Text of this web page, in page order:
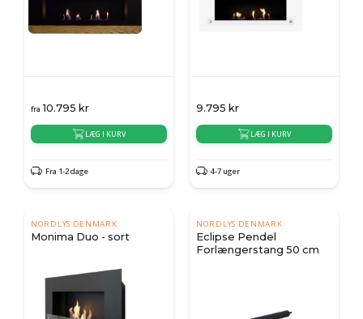
fra 10.795 kr
LÆG I KURV
Fra 1-2 dage
9.795 kr
LÆG I KURV
4-7 uger
NORDLYS DENMARK
Monima Duo - sort
NORDLYS DENMARK
Eclipse Pendel
Forlængerstang 50 cm